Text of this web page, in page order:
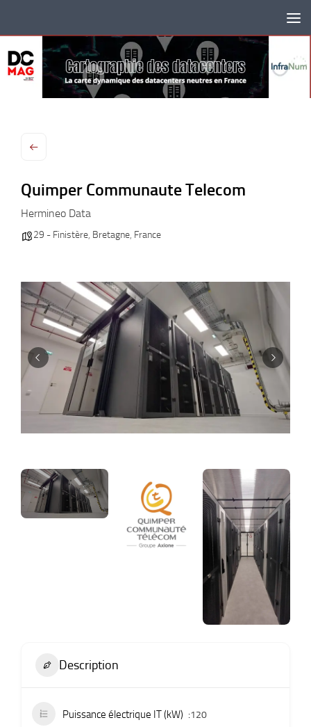
Quimper Communaute Telecom
Hermineo Data
29 - Finistère, Bretagne, France
Description
Puissance électrique IT (kW) 120